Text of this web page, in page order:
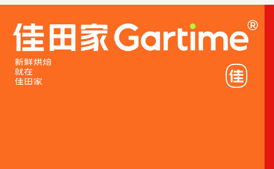
福禄双全 · 点点心意